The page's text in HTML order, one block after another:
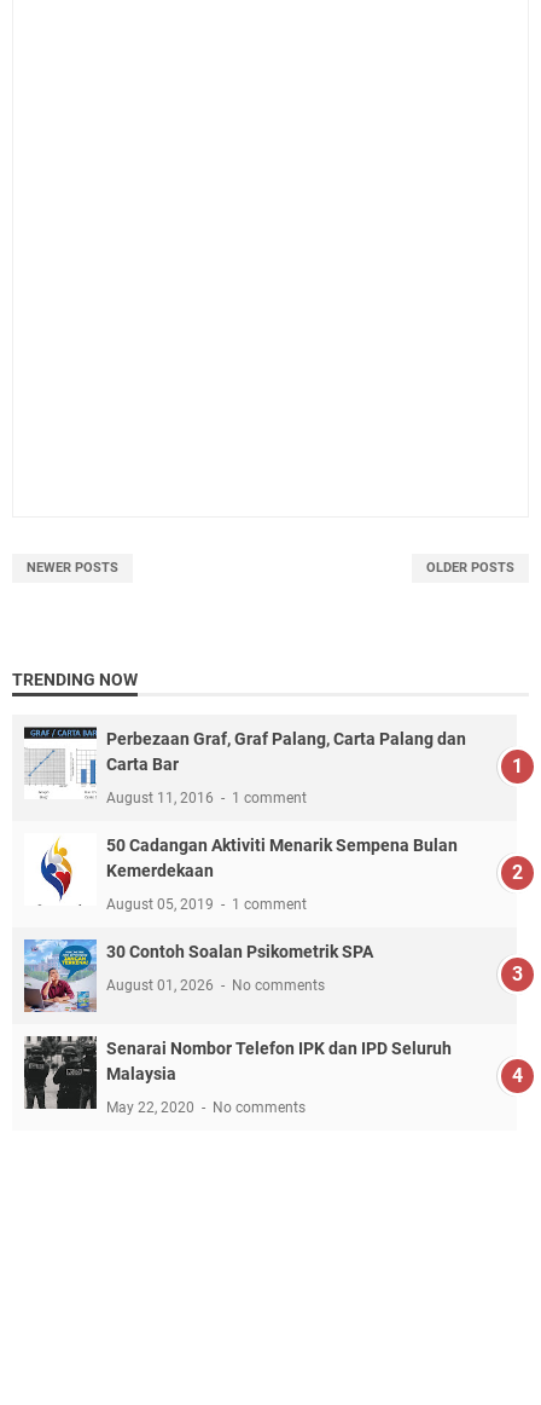
NEWER POSTS OLDER POSTS
TRENDING NOW
Perbezaan Graf, Graf Palang, Carta Palang dan
Carta Bar
August 11, 2016 1 comment
50 Cadangan Aktiviti Menarik Sempena Bulan
Kemerdekaan
August 05, 2019 1 comment
30 Contoh Soalan Psikometrik SPA
August 01, 2026 No comments
Senarai Nombor Telefon IPK dan IPD Seluruh
Malaysia
May 22, 2020 No comments